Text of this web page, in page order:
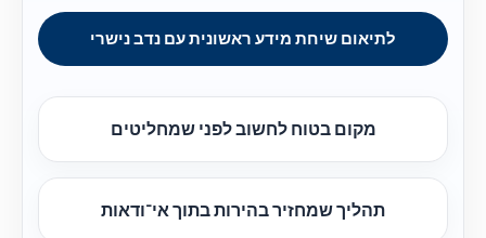
לתיאום שיחת מידע ראשונית עם נדב נישרי
מקום בטוח לחשוב לפני שמחליטים
תהליך שמחזיר בהירות בתוך אי־ודאות